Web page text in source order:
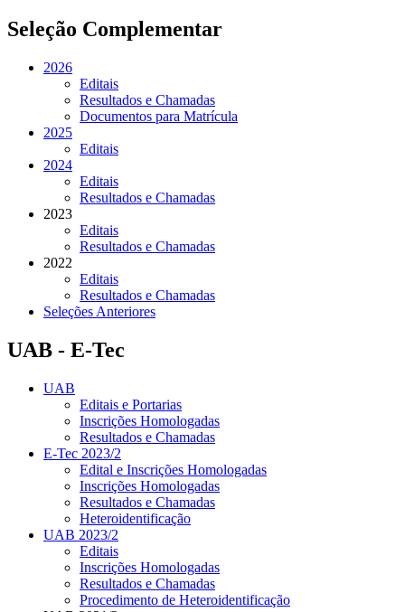
Seleção Complementar
2026
Editais
Resultados e Chamadas
Documentos para Matrícula
2025
Editais
2024
Editais
Resultados e Chamadas
2023
Editais
Resultados e Chamadas
2022
Editais
Resultados e Chamadas
Seleções Anteriores
UAB - E-Tec
UAB
Editais e Portarias
Inscrições Homologadas
Resultados e Chamadas
E-Tec 2023/2
Edital e Inscrições Homologadas
Inscrições Homologadas
Resultados e Chamadas
Heteroidentificação
UAB 2023/2
Editais
Inscrições Homologadas
Resultados e Chamadas
Procedimento de Heteroidentificação